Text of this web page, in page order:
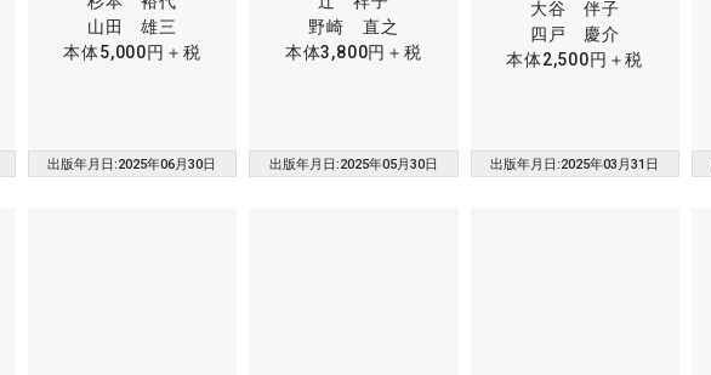
山田 雄三
本体5,000円＋税
出版年月日:2025年06月30日
野崎 直之
本体3,800円＋税
出版年月日:2025年05月30日
大谷 伴子
四戸 慶介
本体2,500円＋税
出版年月日:2025年03月31日